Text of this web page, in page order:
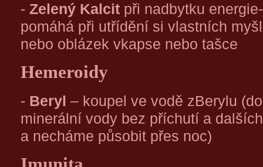
- Zelený Kalcit při nadbytku
pomáhá při utřídění si vlastních
nebo oblázek vkapse nebo tašce
Hemeroidy
- Beryl – koupel ve vodě zBerylu
minerální vody bez příchutí a
a necháme působit přes noc)